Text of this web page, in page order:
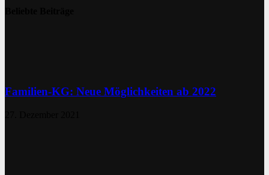
Familien-KG: Neue Möglichkeiten ab 2022